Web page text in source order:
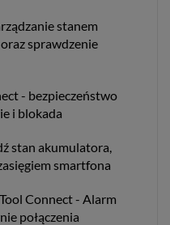
stanem
sprawdzenie
- bezpieczeństwo
i blokada
stan akumulatora,
smartfona
Connect - Alarm
połączenia